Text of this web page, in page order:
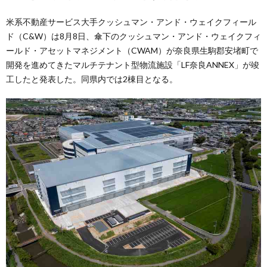
米系不動産サービス大手クッシュマン・アンド・ウェイクフィール
ド（C&W）は8月8日、傘下のクッシュマン・アンド・ウェイクフィ
ールド・アセットマネジメント（CWAM）が奈良県生駒郡安堵町で
開発を進めてきたマルチテナント型物流施設「LF奈良ANNEX」が竣
工したと発表した。同県内では2棟目となる。